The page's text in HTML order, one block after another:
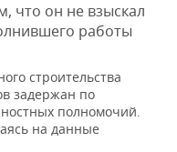
что он не взыскал
работы
строительства
задержан по
полномочий.
на данные